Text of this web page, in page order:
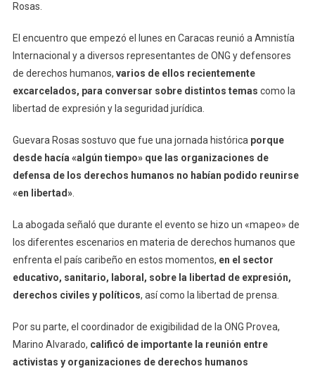
Rosas.
El encuentro que empezó el lunes en Caracas reunió a Amnistía
Internacional y a diversos representantes de ONG y defensores
de derechos humanos, varios de ellos recientemente
excarcelados, para conversar sobre distintos temas como la
libertad de expresión y la seguridad jurídica.
Guevara Rosas sostuvo que fue una jornada histórica porque
desde hacía «algún tiempo» que las organizaciones de
defensa de los derechos humanos no habían podido reunirse
«en libertad».
La abogada señaló que durante el evento se hizo un «mapeo» de
los diferentes escenarios en materia de derechos humanos que
enfrenta el país caribeño en estos momentos, en el sector
educativo, sanitario, laboral, sobre la libertad de expresión,
derechos civiles y políticos, así como la libertad de prensa.
Por su parte, el coordinador de exigibilidad de la ONG Provea,
Marino Alvarado, calificó de importante la reunión entre
activistas y organizaciones de derechos humanos